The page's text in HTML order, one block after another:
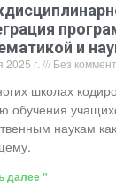
и
г. Без
школах
обучения
наукам
далее "